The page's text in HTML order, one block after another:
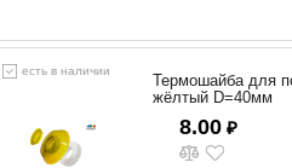
есть в наличии
Термошайба для
жёлтый D=40мм
8.00 ₽